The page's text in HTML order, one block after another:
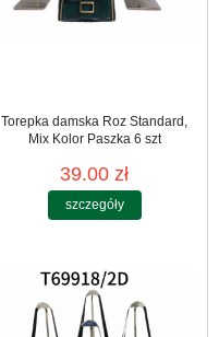
Torepka damska Roz Standard,
Mix Kolor Paszka 6 szt
39.00 zł
szczegóły